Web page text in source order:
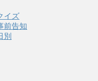
イズ
前告知
別